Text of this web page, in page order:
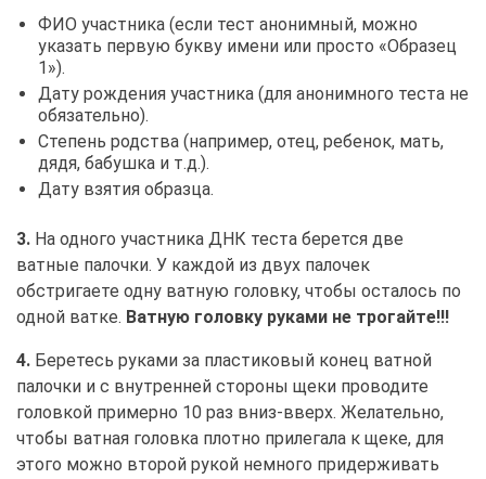
ФИО участника (если тест анонимный, можно
указать первую букву имени или просто «Образец
1»).
Дату рождения участника (для анонимного теста не
обязательно).
Степень родства (например, отец, ребенок, мать,
дядя, бабушка и т.д.).
Дату взятия образца.
3. На одного участника ДНК теста берется две
ватные палочки. У каждой из двух палочек
обстригаете одну ватную головку, чтобы осталось по
одной ватке. Ватную головку руками не трогайте!!!
4. Беретесь руками за пластиковый конец ватной
палочки и с внутренней стороны щеки проводите
головкой примерно 10 раз вниз-вверх. Желательно,
чтобы ватная головка плотно прилегала к щеке, для
этого можно второй рукой немного придерживать